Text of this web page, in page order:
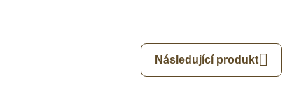
Následující produkt